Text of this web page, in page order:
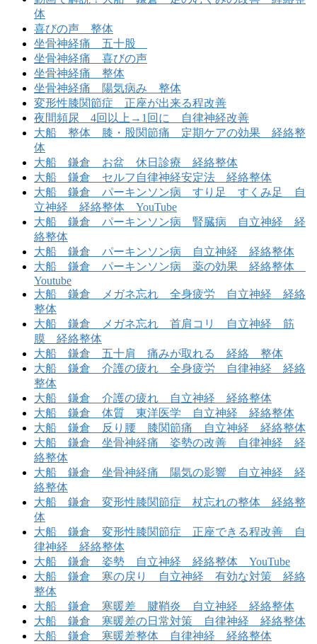
体
喜びの声 整体
坐骨神経痛 五十股
坐骨神経痛 喜びの声
坐骨神経痛 整体
坐骨神経痛 陽気病み 整体
変形性膝関節症 正座が出来る程改善
夜間頻尿 4回以上→1回に 自律神経改善
大船 整体 膝・股関節痛 定期ケアの効果 経絡整
体
大船 鎌倉 お盆 休日診療 経絡整体
大船 鎌倉 セルフ自律神経安定法 経絡整体
大船 鎌倉 パーキンソン病 すり足 すくみ足 自
立神経 経絡整体 YouTube
大船 鎌倉 パーキンソン病 腎臓病 自立神経 経
絡整体
大船 鎌倉 パーキンソン病 自立神経 経絡整体
大船 鎌倉 パーキンソン病 薬の効果 経絡整体
Youtube
大船 鎌倉 メガネ忘れ 全身疲労 自立神経 経絡
整体
大船 鎌倉 メガネ忘れ 首肩コリ 自立神経 筋
膜 経絡整体
大船 鎌倉 五十肩 痛みが取れる 経絡 整体
大船 鎌倉 介護の疲れ 全身疲労 自律神経 経絡
整体
大船 鎌倉 介護の疲れ 自立神経 経絡整体
大船 鎌倉 体質 東洋医学 自立神経 経絡整体
大船 鎌倉 反り腰 膝関節痛 自立神経 経絡整体
大船 鎌倉 坐骨神経痛 姿勢の改善 自律神経 経
絡整体
大船 鎌倉 坐骨神経痛 陽気の影響 自立神経 経
絡整体
大船 鎌倉 変形性膝関節症 杖忘れの整体 経絡整
体
大船 鎌倉 変形性膝関節症 正座できる程改善 自
律神経 経絡整体
大船 鎌倉 姿勢 自立神経 経絡整体 YouTube
大船 鎌倉 寒の戻り 自立神経 有効な対策 経絡
整体
大船 鎌倉 寒暖差 腱鞘炎 自立神経 経絡整体
大船 鎌倉 寒暖差の日常対策 自律神経 経絡整体
大船 鎌倉 寒暖差整体 自律神経 経絡整体